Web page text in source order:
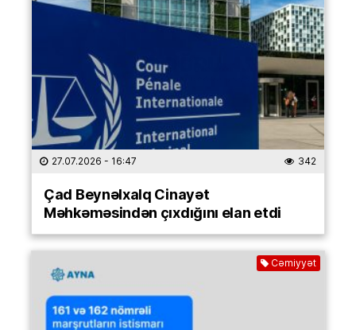
27.07.2026 - 16:47 342
Çad Beynəlxalq Cinayət
Məhkəməsindən çıxdığını elan etdi
Cəmiyyət